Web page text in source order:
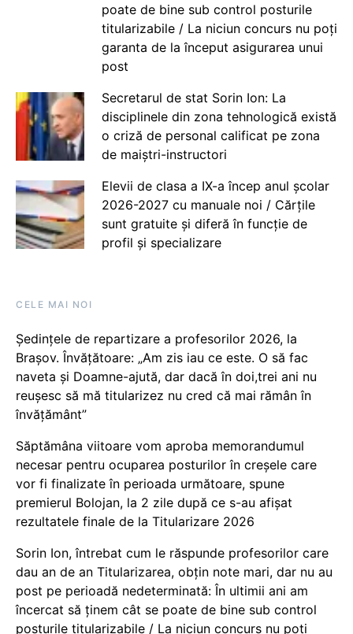
poate de bine sub control posturile
titularizabile / La niciun concurs nu poți
garanta de la început asigurarea unui
post
Secretarul de stat Sorin Ion: La
disciplinele din zona tehnologică există
o criză de personal calificat pe zona
de maiștri-instructori
Elevii de clasa a IX-a încep anul școlar
2026-2027 cu manuale noi / Cărțile
sunt gratuite și diferă în funcție de
profil și specializare
CELE MAI NOI
Ședințele de repartizare a profesorilor 2026, la
Brașov. Învățătoare: „Am zis iau ce este. O să fac
naveta și Doamne-ajută, dar dacă în doi,trei ani nu
reușesc să mă titularizez nu cred că mai rămân în
învățământ”
Săptămâna viitoare vom aproba memorandumul
necesar pentru ocuparea posturilor în creșele care
vor fi finalizate în perioada următoare, spune
premierul Bolojan, la 2 zile după ce s-au afișat
rezultatele finale de la Titularizare 2026
Sorin Ion, întrebat cum le răspunde profesorilor care
dau an de an Titularizarea, obțin note mari, dar nu au
post pe perioadă nedeterminată: În ultimii ani am
încercat să ținem cât se poate de bine sub control
posturile titularizabile / La niciun concurs nu poți